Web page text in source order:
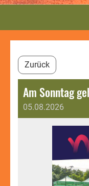
Zurück
05.08.2026